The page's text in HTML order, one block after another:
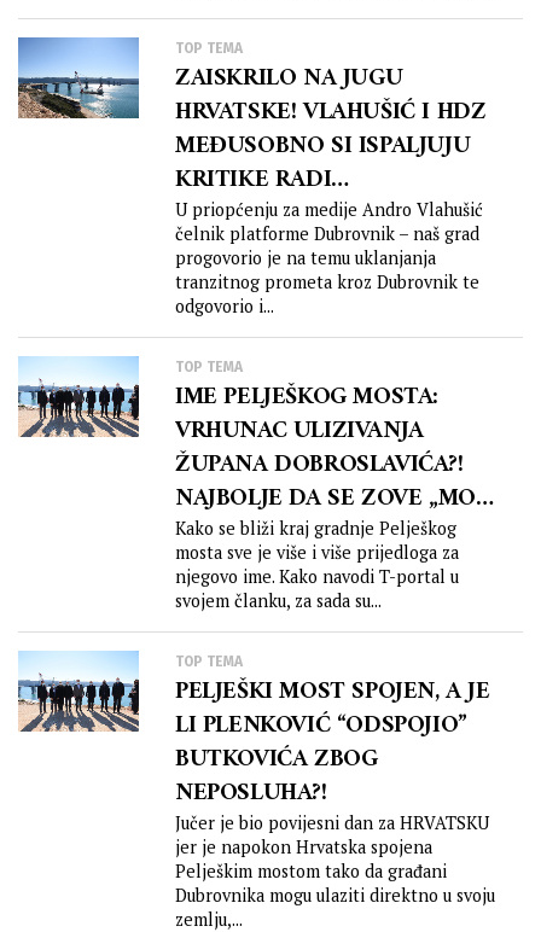
TOP TEMA
ZAISKRILO NA JUGU
HRVATSKE! VLAHUŠIĆ I HDZ
MEĐUSOBNO SI ISPALJUJU
KRITIKE RADI
BUTKOVIĆEVOG
SPORORASTUĆEG PELJEŠKOG
MOSTA!
U priopćenju za medije Andro Vlahušić
čelnik platforme Dubrovnik – naš grad
progovorio je na temu uklanjanja
tranzitnog prometa kroz Dubrovnik te
odgovorio i...
TOP TEMA
IME PELJEŠKOG MOSTA:
VRHUNAC ULIZIVANJA
ŽUPANA DOBROSLAVIĆA?!
NAJBOLJE DA SE ZOVE „MOST
ANDREJA PLENKOVIĆA“?!
Kako se bliži kraj gradnje Pelješkog
mosta sve je više i više prijedloga za
njegovo ime. Kako navodi T-portal u
svojem članku, za sada su...
TOP TEMA
PELJEŠKI MOST SPOJEN, A JE
LI PLENKOVIĆ “ODSPOJIO”
BUTKOVIĆA ZBOG
NEPOSLUHA?!
Jučer je bio povijesni dan za HRVATSKU
jer je napokon Hrvatska spojena
Pelješkim mostom tako da građani
Dubrovnika mogu ulaziti direktno u svoju
zemlju,...